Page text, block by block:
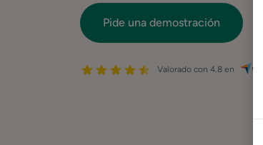
Pide una demostración
Valorado con 4.8 en